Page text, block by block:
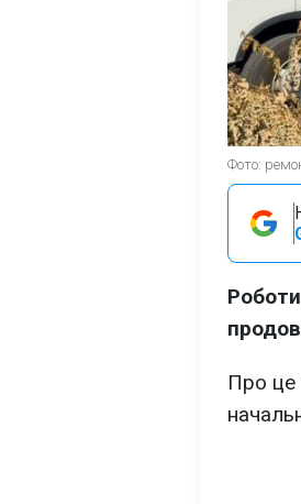
Фото:
Про це